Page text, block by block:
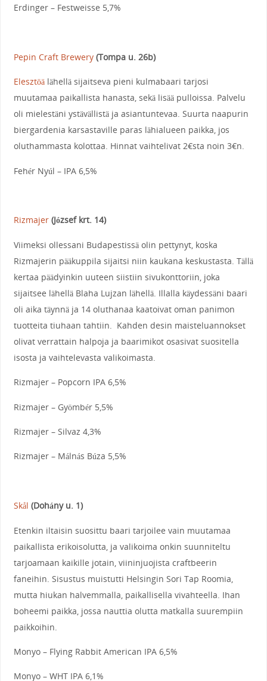
Erdinger – Festweisse 5,7%
Pepin Craft Brewery (Tompa u. 26b)
Elesztöälähellä sijaitseva pieni kulmabaari tarjosi
muutamaa paikallista hanasta, sekä lisää pulloissa. Palvelu
oli mielestäni ystävällistä ja asiantuntevaa. Suurta naapurin
biergardenia karsastaville paras lähialueen paikka, jos
oluthammasta kolottaa. Hinnat vaihtelivat 2€sta noin 3€n.
Fehér Nyúl – IPA 6,5%
Rizmajer (József krt. 14)
Viimeksi ollessani Budapestissä olin pettynyt, koska
Rizmajerin pääkuppila sijaitsi niin kaukana keskustasta. Tällä
kertaa päädyinkin uuteen siistiin sivukonttoriin, joka
sijaitsee lähellä Blaha Lujzan lähellä. Illalla käydessäni baari
oli aika täynnä ja 14 oluthanaa kaatoivat oman panimon
tuotteita tiuhaan tahtiin. Kahden desin maisteluannokset
olivat verrattain halpoja ja baarimikot osasivat suositella
isosta ja vaihtelevasta valikoimasta.
Rizmajer – Popcorn IPA 6,5%
Rizmajer – Gyömbér 5,5%
Rizmajer – Silvaz 4,3%
Rizmajer – Málnás Búza 5,5%
Skål (Dohány u. 1)
Etenkin iltaisin suosittu baari tarjoilee vain muutamaa
paikallista erikoisolutta, ja valikoima onkin suunniteltu
tarjoamaan kaikille jotain, viininjuojista craftbeerin
faneihin. Sisustus muistutti Helsingin Sori Tap Roomia,
mutta hiukan halvemmalla, paikallisella vivahteella. Ihan
boheemi paikka, jossa nauttia olutta matkalla suurempiin
paikkoihin.
Monyo – Flying Rabbit American IPA 6,5%
Monyo – WHT IPA 6,1%